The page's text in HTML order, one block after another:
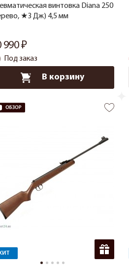
винтовка Diana 250
★3 Дж) 4,5 мм
990
Под заказ
В корзину